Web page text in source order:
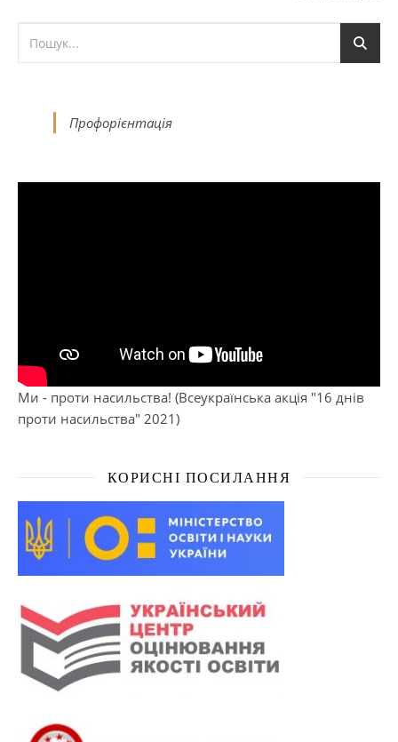
Профорієнтація
Ми - проти насильства! (Всеукраїнська акція "16 днів
проти насильства" 2021)
КОРИСНІ ПОСИЛАННЯ